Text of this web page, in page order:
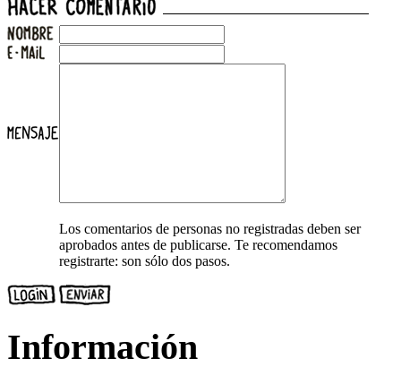
Los comentarios de personas no registradas deben ser
aprobados antes de publicarse. Te recomendamos
registrarte: son sólo dos pasos.
Información